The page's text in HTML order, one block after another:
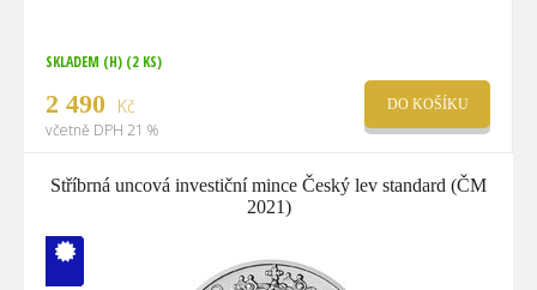
SKLADEM (H) (2 KS)
2 490 Kč
včetně DPH 21 %
DO KOŠÍKU
Stříbrná uncová investiční mince Český lev standard (ČM
2021)
V ČM zcela